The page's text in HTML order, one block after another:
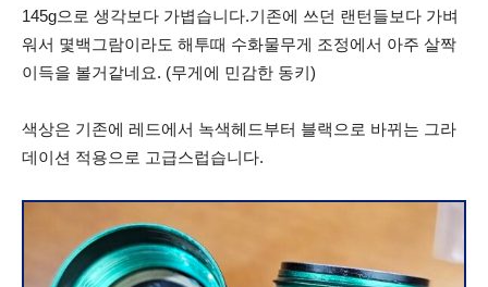
145g으로 생각보다 가볍습니다.기존에 쓰던 랜턴들보다 가벼
워서 몇백그람이라도 해투때 수화물무게 조정에서 아주 살짝
이득을 볼거같네요. (무게에 민감한 동키)
색상은 기존에 레드에서 녹색헤드부터 블랙으로 바뀌는 그라
데이션 적용으로 고급스럽습니다.